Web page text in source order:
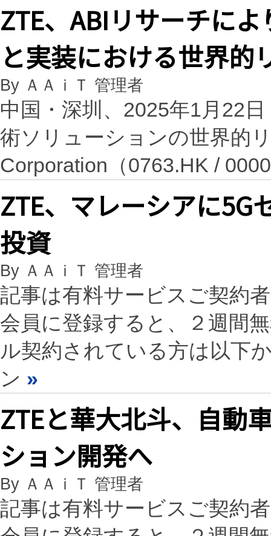
ZTE、ABIリサーチに
と実装における世界的
By ＡＡｉＴ 管理者
中国・深圳、2025年1月22
術ソリューションの世界的
Corporation（0763.HK /
ZTE、マレーシアに
投資
By ＡＡｉＴ 管理者
記事は有料サービスご契約
会員に登録すると、２週間
ル契約されている方は以下
ン »
ZTEと華大北斗、自動
ション開発へ
By ＡＡｉＴ 管理者
記事は有料サービスご契約